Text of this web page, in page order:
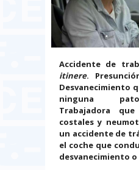
Accidente de
itinere.
Desvanecimiento
ninguna
Trabajadora
costales y
un accidente de
el coche que
desvanecimiento o